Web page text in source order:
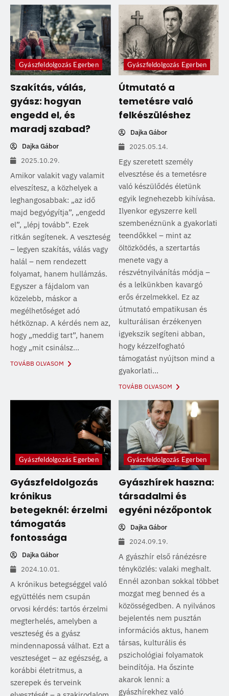
Gyászfeldolgozás Egerben
Szakítás, válás,
gyász: hogyan
engedd el, és
maradj szabad?
Dajka Gábor
2025.10.29.
Amikor valakit vagy valamit
elveszítesz, a közhelyek a
leghangosabbak: „az idő
majd begyógyítja”, „engedd
el”, „lépj tovább”. Ezek
ritkán segítenek. A veszteség
– legyen szakítás, válás vagy
halál – nem rendezett
folyamat, hanem hullámzás.
Egyszer a fájdalom van
közelebb, máskor a
megélhetőséget adó
hétköznap. A kérdés nem az,
hogy „meddig tart”, hanem
hogy „mit csinálsz...
TOVÁBB OLVASOM
Gyászfeldolgozás Egerben
Útmutató a
temetésre való
felkészüléshez
Dajka Gábor
2025.05.14.
Egy szeretett személy
elvesztése és a temetésre
való készülődés életünk
egyik legnehezebb kihívása.
Ilyenkor egyszerre kell
szembenéznünk a gyakorlati
teendőkkel – mint az
öltözködés, a szertartás
menete vagy a
részvétnyilvánítás módja –
és a lelkünkben kavargó
erős érzelmekkel. Ez az
útmutató empatikusan és
kulturálisan érzékenyen
igyekszik segíteni abban,
hogy kézzelfogható
támogatást nyújtson mind a
gyakorlati...
TOVÁBB OLVASOM
Gyászfeldolgozás Egerben
Gyászfeldolgozás
krónikus
betegeknél: érzelmi
támogatás
fontossága
Dajka Gábor
2024.10.01.
A krónikus betegséggel való
együttélés nem csupán
orvosi kérdés: tartós érzelmi
megterhelés, amelyben a
veszteség és a gyász
mindennapossá válhat. Ezt a
veszteséget – az egészség, a
korábbi életritmus, a
szerepek és terveink
Gyászfeldolgozás Egerben
Gyászhírek haszna:
társadalmi és
egyéni nézőpontok
Dajka Gábor
2024.09.19.
A gyászhír első ránézésre
tényközlés: valaki meghalt.
Ennél azonban sokkal többet
mozgat meg benned és a
közösségedben. A nyilvános
bejelentés nem pusztán
információs aktus, hanem
társas, kulturális és
pszichológiai folyamatok
beindítója. Ha őszinte
akarok lenni: a
gyászhírekhez való